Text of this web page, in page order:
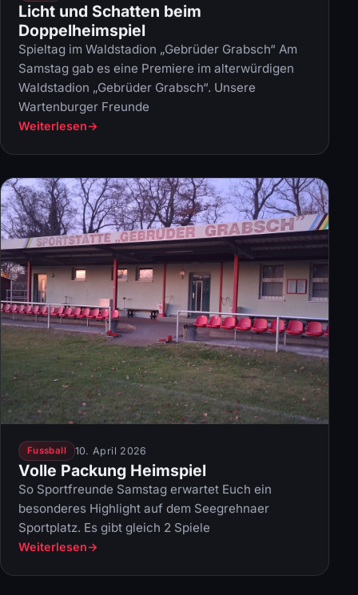
Licht und Schatten beim
Doppelheimspiel
Spieltag im Waldstadion „Gebrüder Grabsch“ Am
Samstag gab es eine Premiere im alterwürdigen
Waldstadion „Gebrüder Grabsch“. Unsere
Wartenburger Freunde
Weiterlesen
Fussball 10. April 2026
Volle Packung Heimspiel
So Sportfreunde Samstag erwartet Euch ein
besonderes Highlight auf dem Seegrehnaer
Sportplatz. Es gibt gleich 2 Spiele
Weiterlesen